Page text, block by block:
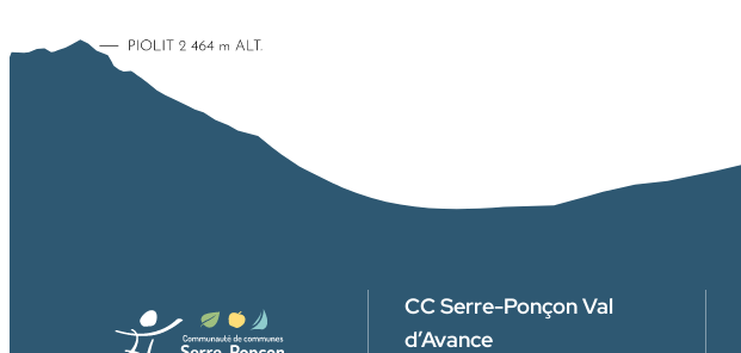
CC Serre-Ponçon Val
d’Avance